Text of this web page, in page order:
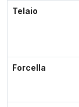
Telaio
Forcella